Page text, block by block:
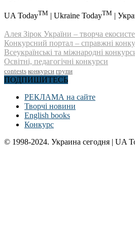
UA TodayTM | Ukraine TodayTM |
Алея Зірок України – творча
Конкурсний портал – справжні
Всеукраїнські та міжнародні
Освітні, педагогічні конкурси
contests конкурси групи
ПОДПИШИТЕСЬ
РЕКЛАМА на сайте
Творчі новини
English books
Конкурс
© 1998-2024. Украина сегодня | UA